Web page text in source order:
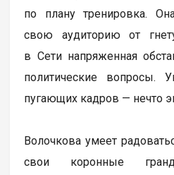
по плану тренировка.
свою аудиторию от
в Сети напряженная
политические вопросы.
пугающих кадров — нечто
Волочкова умеет
свои коронные